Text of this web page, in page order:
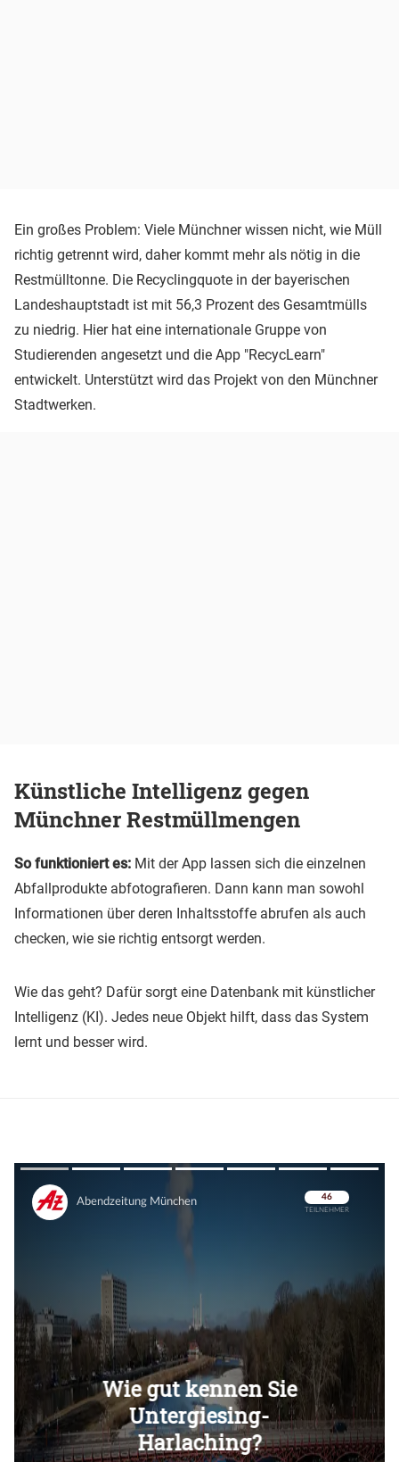
Ein großes Problem: Viele Münchner wissen nicht, wie Müll
richtig getrennt wird, daher kommt mehr als nötig in die
Restmülltonne. Die Recyclingquote in der bayerischen
Landeshauptstadt ist mit 56,3 Prozent des Gesamtmülls
zu niedrig. Hier hat eine internationale Gruppe von
Studierenden angesetzt und die App "RecycLearn"
entwickelt. Unterstützt wird das Projekt von den Münchner
Stadtwerken.
Künstliche Intelligenz gegen
Münchner Restmüllmengen
So funktioniert es: Mit der App lassen sich die einzelnen
Abfallprodukte abfotografieren. Dann kann man sowohl
Informationen über deren Inhaltsstoffe abrufen als auch
checken, wie sie richtig entsorgt werden.
Wie das geht? Dafür sorgt eine Datenbank mit künstlicher
Intelligenz (KI). Jedes neue Objekt hilft, dass das System
lernt und besser wird.
Überspringen
Überspringen